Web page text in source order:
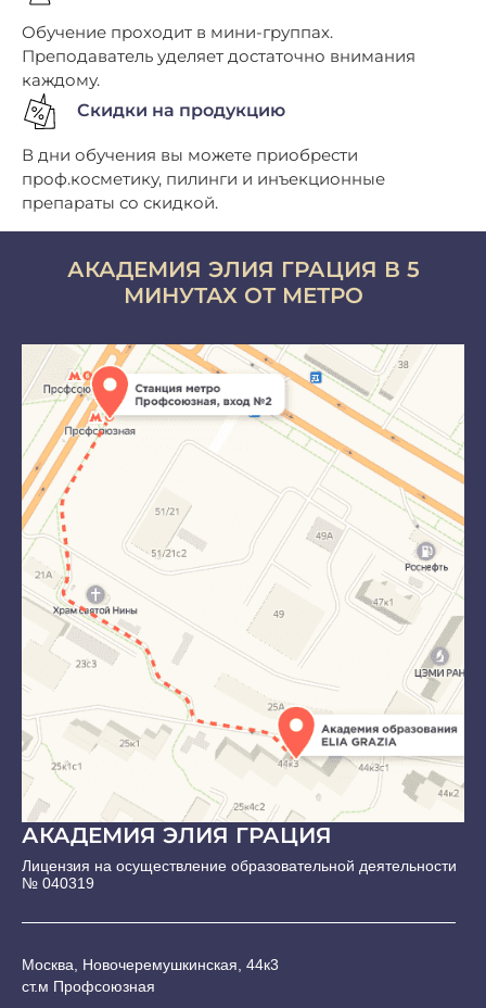
Обучение проходит в мини-группах.
Преподаватель уделяет достаточно внимания
каждому.
Скидки на продукцию
В дни обучения вы можете приобрести
проф.косметику, пилинги и инъекционные
препараты со скидкой.
АКАДЕМИЯ ЭЛИЯ ГРАЦИЯ В 5
МИНУТАХ ОТ МЕТРО
АКАДЕМИЯ ЭЛИЯ ГРАЦИЯ
Лицензия на осуществление образовательной деятельности
№ 040319
Москва, Новочеремушкинская, 44к3
ст.м Профсоюзная